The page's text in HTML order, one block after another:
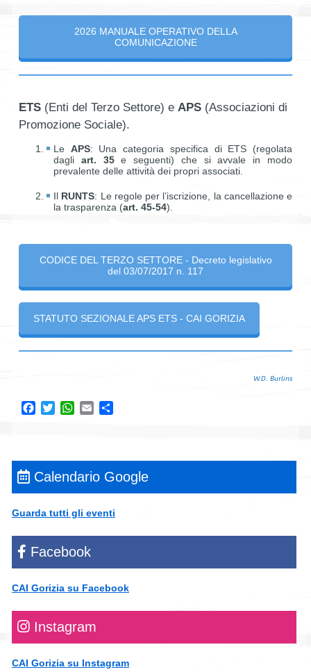
2026 MANUALE OPERATIVO DELLA
COMUNICAZIONE
ETS (Enti del Terzo Settore) e APS (Associazioni di
Promozione Sociale).
Le APS: Una categoria specifica di ETS (regolata
dagli art. 35e seguenti) che si avvale in modo
prevalente delle attività dei propri associati.
Il RUNTS: Le regole per l’iscrizione, la cancellazione e
la trasparenza (art. 45-54).
CODICE DEL TERZO SETTORE - Decreto legislativo
del 03/07/2017 n. 117
STATUTO SEZIONALE APS ETS - CAI GORIZIA
W.D. Burlins
Facebook
TwitterWhatsApp
Email
Calendario Google
Guarda tutti gli eventi
Facebook
CAI Gorizia su Facebook
Instagram
CAI Gorizia su Instagram